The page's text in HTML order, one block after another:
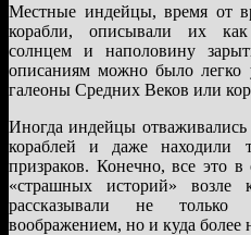
Местные индейцы, время от
корабли, описывали их
солнцем и наполовину
описаниям можно было легко
галеоны Средних Веков или
Иногда индейцы
кораблей и даже находили
призраков. Конечно, все это
«страшных историй» возле
рассказывали не
воображением, но и куда